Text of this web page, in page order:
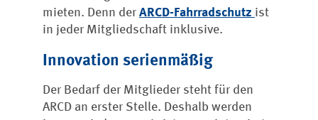
mieten. Denn der ARCD-Fahrradschutz ist
in jeder Mitgliedschaft inklusive.
Innovation serienmäßig
Der Bedarf der Mitglieder steht für den
ARCD an erster Stelle. Deshalb werden